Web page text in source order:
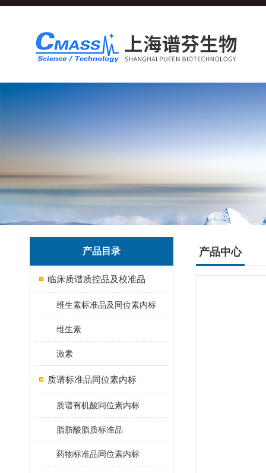
产品目录
临床质谱质控品及校准品
维生素标准品及同位素内标
维生素
激素
质谱标准品同位素内标
质谱有机酸同位素内标
脂肪酸脂质标准品
药物标准品同位素内标
产品中心